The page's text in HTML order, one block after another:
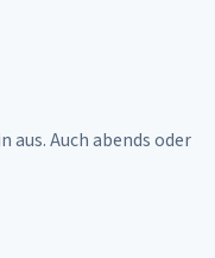
aus. Auch abends oder